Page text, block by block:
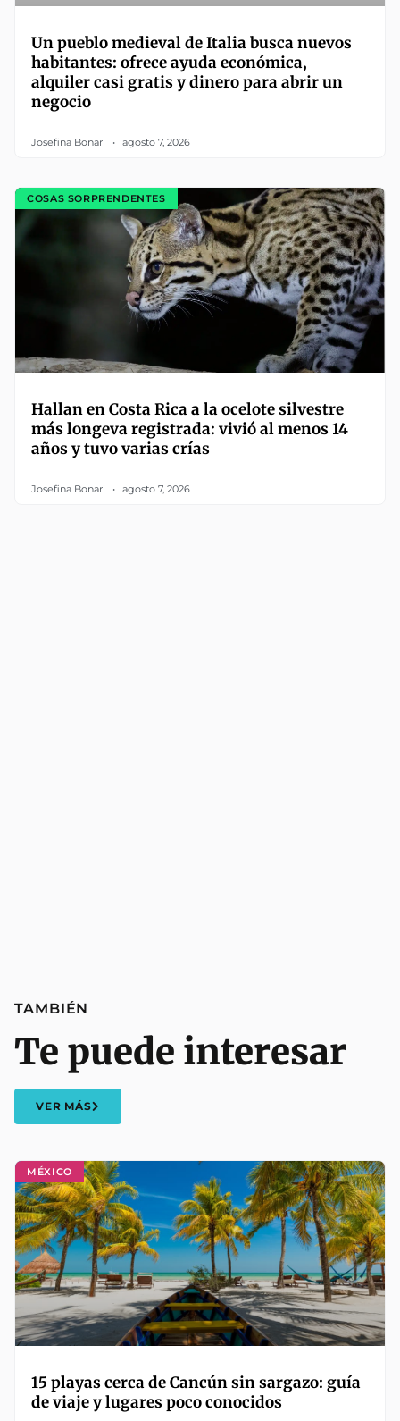
Un pueblo medieval de Italia busca nuevos
habitantes: ofrece ayuda económica,
alquiler casi gratis y dinero para abrir un
negocio
Josefina Bonari agosto 7, 2026
COSAS SORPRENDENTES
Hallan en Costa Rica a la ocelote silvestre
más longeva registrada: vivió al menos 14
años y tuvo varias crías
Josefina Bonari agosto 7, 2026
MÉXICO
15 playas cerca de Cancún sin sargazo: guía
de viaje y lugares poco conocidos
TAMBIÉN
Te puede interesar
VER MÁS